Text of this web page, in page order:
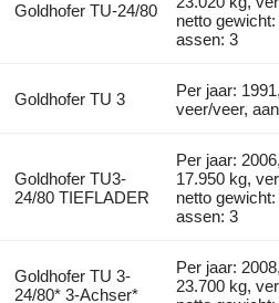
Goldhofer TU-24/80
netto
assen: 3
Goldhofer TU 3
Per jaar:
veer/veer,
Goldhofer TU3-
24/80 TIEFLADER
Per jaar:
17.950 kg,
netto
assen: 3
Goldhofer TU 3-
24/80* 3-Achser*
Per jaar:
23.700 kg,